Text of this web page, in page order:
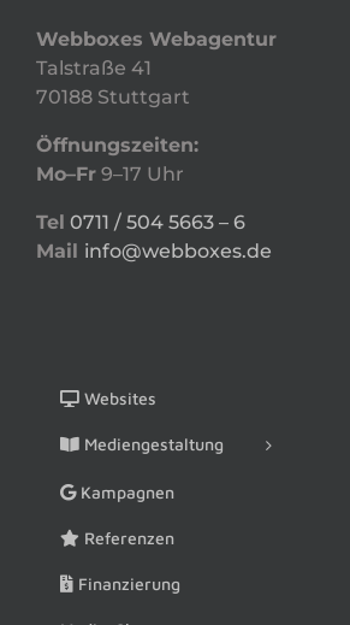
Webboxes Webagentur
Talstraße 41
70188 Stuttgart
Öffnungszeiten:
Mo–Fr 9–17 Uhr
Tel 0711 / 504 5663 – 6
Mail info@webboxes.de
Websites
Mediengestaltung
Kampagnen
Referenzen
Finanzierung